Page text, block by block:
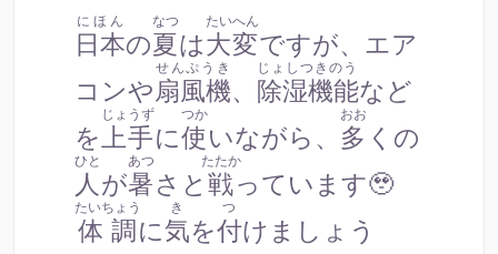
日本
にほん
の夏
なつ
は大変
たいへん
ですが、エア
コンや扇風機
せんぷうき
、 除湿機能
じょしつきのう
など
を上手
じょうず
に使
つか
いながら、 多
おお
くの
人
ひと
が暑
あつ
さと 戦
たたか
っています🥹
体調
たいちょう
に気
き
を付
つ
けましょう